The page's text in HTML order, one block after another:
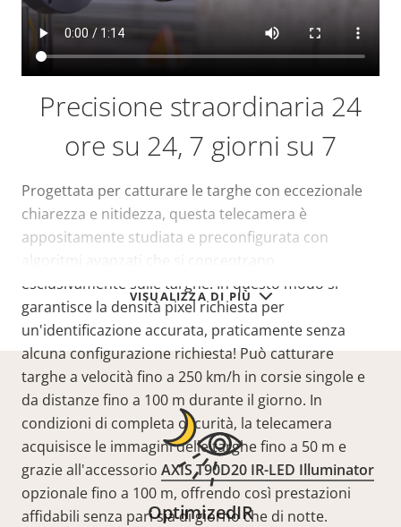
VISUALIZZA DI PIÙ
Precisione straordinaria 24
ore su 24, 7 giorni su 7
Progettata per catturare le targhe con eccezionale
chiarezza e nitidezza, questa telecamera è
appositamente studiata e preconfigurata con
esclusivamente sulle targhe. In questo modo si
garantisce la densità pixel richiesta per
un'identificazione accurata, praticamente senza
alcuna configurazione richiesta! Può catturare
targhe a velocità fino a 250 km/h in corsie singole e
da distanze fino a 100 m durante il giorno. In
condizioni di completa oscurità, la telecamera
acquisisce le immagini delle targhe fino a 50 m e
grazie all'accessorio AXIS T90D20 IR-LED Illuminator
opzionale fino a 100 m, offrendo così prestazioni
affidabili senza pari sia di giorno che di notte.
OptimizedIR